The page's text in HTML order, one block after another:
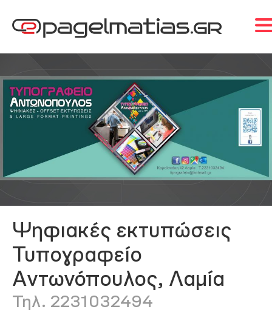
Ψηφιακές εκτυπώσεις
Τυπογραφείο
Αντωνόπουλος, Λαμία
Τηλ. 2231032494